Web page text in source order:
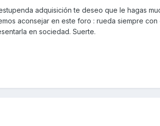
adquisición te deseo que le hagas
aconsejar en este foro : rueda siempre con
en sociedad. Suerte.